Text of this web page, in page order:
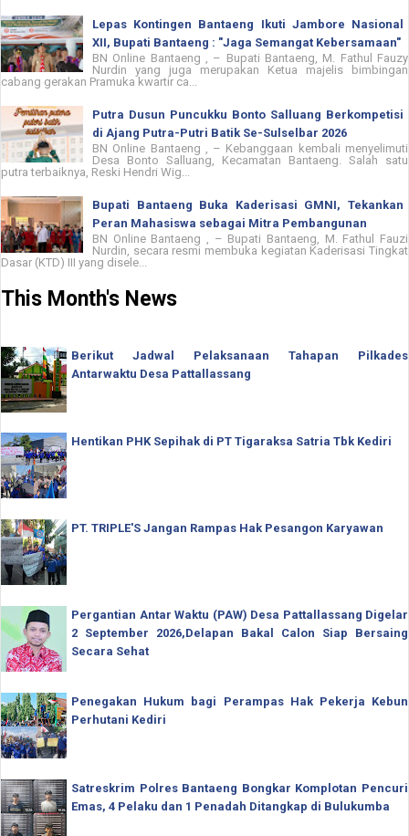
Lepas Kontingen Bantaeng Ikuti Jambore Nasional
XII, Bupati Bantaeng : "Jaga Semangat Kebersamaan"
BN Online Bantaeng , – Bupati Bantaeng, M. Fathul Fauzy
Nurdin yang juga merupakan Ketua majelis bimbingan
cabang gerakan Pramuka kwartir ca...
Putra Dusun Puncukku Bonto Salluang Berkompetisi
di Ajang Putra-Putri Batik Se-Sulselbar 2026
BN Online Bantaeng , – Kebanggaan kembali menyelimuti
Desa Bonto Salluang, Kecamatan Bantaeng. Salah satu
putra terbaiknya, Reski Hendri Wig...
Bupati Bantaeng Buka Kaderisasi GMNI, Tekankan
Peran Mahasiswa sebagai Mitra Pembangunan
BN Online Bantaeng , – Bupati Bantaeng, M. Fathul Fauzi
Nurdin, secara resmi membuka kegiatan Kaderisasi Tingkat
Dasar (KTD) III yang disele...
This Month's News
Berikut Jadwal Pelaksanaan Tahapan Pilkades
Antarwaktu Desa Pattallassang
Hentikan PHK Sepihak di PT Tigaraksa Satria Tbk Kediri
PT. TRIPLE'S Jangan Rampas Hak Pesangon Karyawan
Pergantian Antar Waktu (PAW) Desa Pattallassang Digelar
2 September 2026,Delapan Bakal Calon Siap Bersaing
Secara Sehat
Penegakan Hukum bagi Perampas Hak Pekerja Kebun
Perhutani Kediri
Satreskrim Polres Bantaeng Bongkar Komplotan Pencuri
Emas, 4 Pelaku dan 1 Penadah Ditangkap di Bulukumba